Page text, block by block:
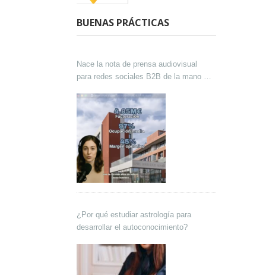
BUENAS PRÁCTICAS
Nace la nota de prensa audiovisual
para redes sociales B2B de la mano de
¿Por qué estudiar astrología para
desarrollar el autoconocimiento?